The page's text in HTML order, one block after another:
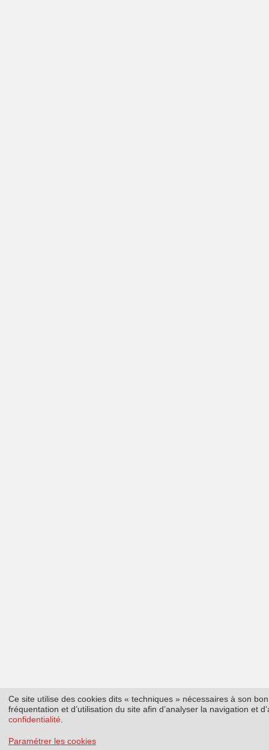
Ce site utilise des cookies dits « techniques » nécessaires à son
fréquentation et d’utilisation du site afin d’analyser la navigation et
confidentialité
Paramétrer les cookies